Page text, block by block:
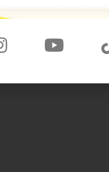
of
decision due to the